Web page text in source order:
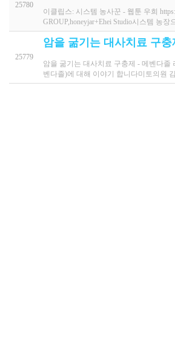
25780
이클립스: 시스템 농사꾼 - 웹툰 우희
GROUP,honeyjar+Ehei Studio시스템 농
25779
암을 굶기는 대사치료 구
암을 굶기는 대사치료 구충제 - 메벤다졸
벤다졸)에 대해 이야기 합니다미토의원